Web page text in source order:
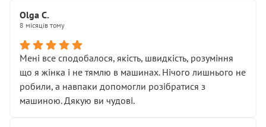
Стосовно комунікації - все добре
Olga С.
8 місяців тому
Мені все сподобалося, якість, швидкість, розуміння
що я жінка і не тямлю в машинах. Нічого лишнього не
робили, а навпаки допомогли розібратися з
машиною. Дякую ви чудові.